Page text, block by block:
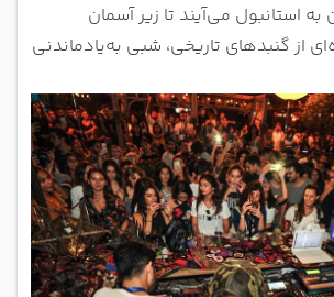
استانبول می‌آیند تا زیر آسمان
از گنبدهای تاریخی، شبی به‌یادماندنی